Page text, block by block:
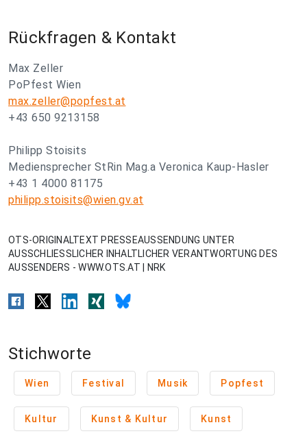
Rückfragen & Kontakt
Max Zeller
PoPfest Wien
max.zeller@popfest.at
+43 650 9213158
Philipp Stoisits
Mediensprecher StRin Mag.a Veronica Kaup-Hasler
+43 1 4000 81175
philipp.stoisits@wien.gv.at
OTS-ORIGINALTEXT PRESSEAUSSENDUNG UNTER
AUSSCHLIESSLICHER INHALTLICHER VERANTWORTUNG DES
AUSSENDERS - WWW.OTS.AT | NRK
Stichworte
Wien Festival Musik Popfest
Kultur Kunst & Kultur Kunst